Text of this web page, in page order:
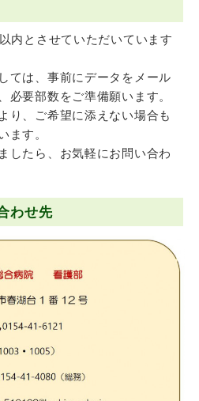
内とさせていただいています
ては、事前にデータをメール
必要部数をご準備願います。
り、ご希望に添えない場合も
ます。
したら、お気軽にお問い合わ
わせ先